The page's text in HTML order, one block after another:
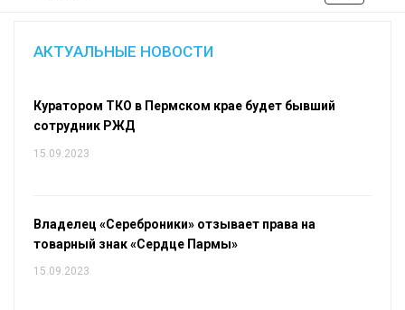
по
АКТУАЛЬНЫЕ НОВОСТИ
Куратором ТКО в Пермском крае будет бывший
сотрудник РЖД
15.09.2023
Владелец «Сереброники» отзывает права на
товарный знак «Сердце Пармы»
15.09.2023